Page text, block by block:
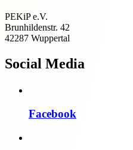
PEKiP e.V.
Brunhildenstr. 42
42287 Wuppertal
Social Media
Facebook